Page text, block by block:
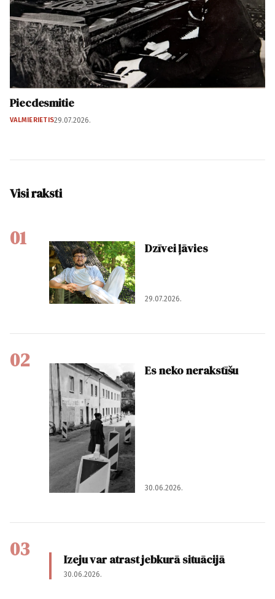
Piecdesmitie
VALMIERIETIS29.07.2026.
Visi raksti
01 Dzīvei ļāvies
29.07.2026.
02 Es neko nerakstīšu
30.06.2026.
03 Izeju var atrast jebkurā situācijā
30.06.2026.